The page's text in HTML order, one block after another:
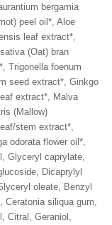
bergamia
peel oil*, Aloe
leaf extract*,
(Oat) bran
Trigonella foenum
seed extract*, Ginkgo
extract*, Malva
(Mallow)
stem extract*,
odorata flower oil*,
Glyceryl caprylate,
Dicaprylyl
oleate, Benzyl
Ceratonia siliqua gum,
Citral, Geraniol,